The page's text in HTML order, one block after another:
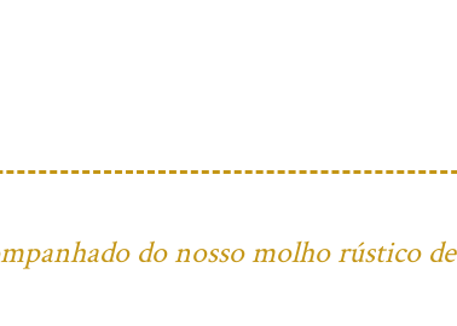
do nosso molho rústico de